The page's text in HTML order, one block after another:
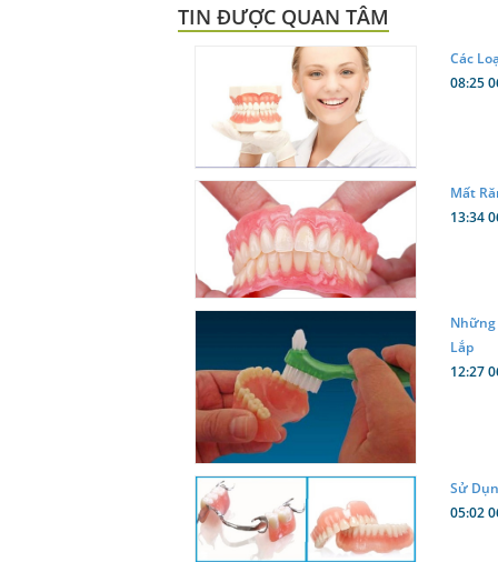
TIN ĐƯỢC QUAN TÂM
Các
08:25
Mất
13:34
Những
Lắp
12:27
Sử
05:02